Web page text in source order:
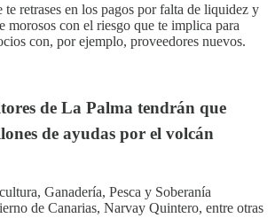
te retrases en los pagos por falta de liquidez y
morosos con el riesgo que te implica para
con, por ejemplo, proveedores nuevos.
de La Palma tendrán que
de ayudas por el volcán
Ganadería, Pesca y Soberanía
de Canarias, Narvay Quintero, entre otras